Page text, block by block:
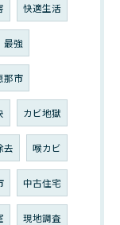
快適生活
最強
那市
カビ地獄
去 喉カビ
中古住宅
現地調査